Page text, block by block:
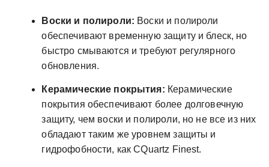
Воски и полироли: Воски и полироли
обеспечивают временную защиту и блеск, но
быстро смываются и требуют регулярного
обновления.
Керамические покрытия: Керамические
покрытия обеспечивают более долговечную
защиту, чем воски и полироли, но не все из них
обладают таким же уровнем защиты и
гидрофобности, как CQuartz Finest.